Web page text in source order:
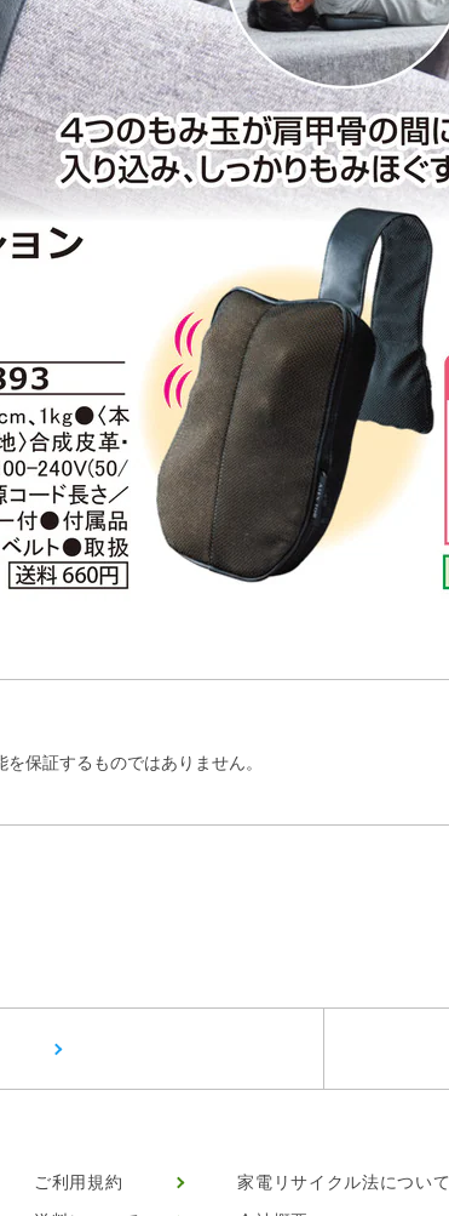
保証するものではありません。
ご利用規約
家電リサイクル法について